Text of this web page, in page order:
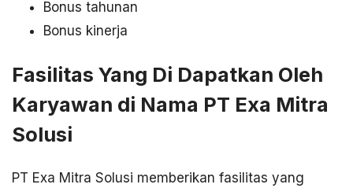
Bonus tahunan
Bonus kinerja
Fasilitas Yang Di Dapatkan Oleh
Karyawan di Nama PT Exa Mitra
Solusi
PT Exa Mitra Solusi memberikan fasilitas yang